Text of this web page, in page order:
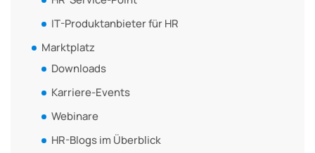
IT-Produktanbieter für HR
Marktplatz
Downloads
Karriere-Events
Webinare
HR-Blogs im Überblick